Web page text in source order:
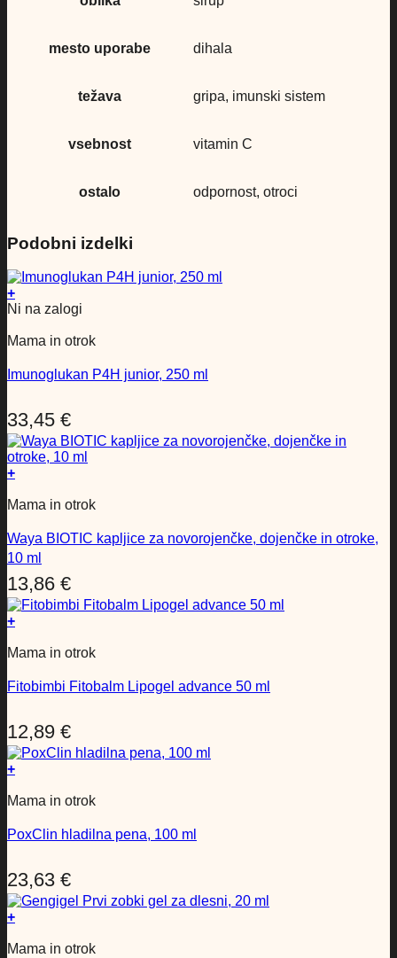
mesto uporabe dihala
težava gripa, imunski sistem
vsebnost vitamin C
ostalo odpornost, otroci
Podobni izdelki
+
Ni na zalogi
Mama in otrok
Imunoglukan P4H junior, 250 ml
33,45 €
+
Mama in otrok
Waya BIOTIC kapljice za novorojenčke, dojenčke in otroke,
10 ml
13,86 €
+
Mama in otrok
Fitobimbi Fitobalm Lipogel advance 50 ml
12,89 €
+
Mama in otrok
PoxClin hladilna pena, 100 ml
23,63 €
+
Mama in otrok